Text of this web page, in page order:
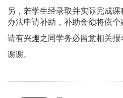
另，若学生经录取并实际完成课
办法申请补助， 补助金额将依个
请有兴趣之同学务必留意相关报
谢谢。